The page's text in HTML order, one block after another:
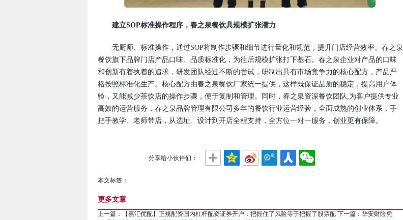
建立SOP标准操作程序，春之泉餐饮具规模扩张潜力
无厨师、标准操作，通过SOP将制作步骤和细节进行量化和规范，提升门店经营效率。春之泉
餐饮旗下品牌门店产品口味、品质标准化，为往后规模扩张打下基石。春之泉企业对产品的口味
和创新有着执着的追求，研发团队经过不断的尝试，研制出具有市场竞争力的核心配方，产品严
格按照标准化生产。核心配方由春之泉餐饮厂家统一提供，这样既保证品质的稳定，提高用户体
验，又能减少茶饮店的操作步骤，便于复制和管理。同时，春之泉资深餐饮团队,为客户提供专业
高效的运营服务，春之泉品牌管理有限公司多年的餐饮行业运营经验，全面成熟的创业体系，手
把手教学、老师带店，从选址、设计到开店全程支持，全方位一对一服务，创业更有保障。
分享给小伙伴们：
本文标签：
更多文章
上一篇： 【嘉汇优配】正规配资国内杠杆配资证券开户：把握住了风险等于把握了股票配 下一篇： 华安财险凭